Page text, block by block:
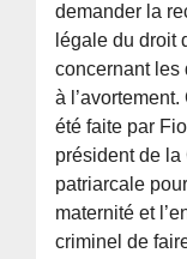
demander la
légale du droit
concernant les
à
été faite par
président de la
patriarcale
maternité et
criminel de